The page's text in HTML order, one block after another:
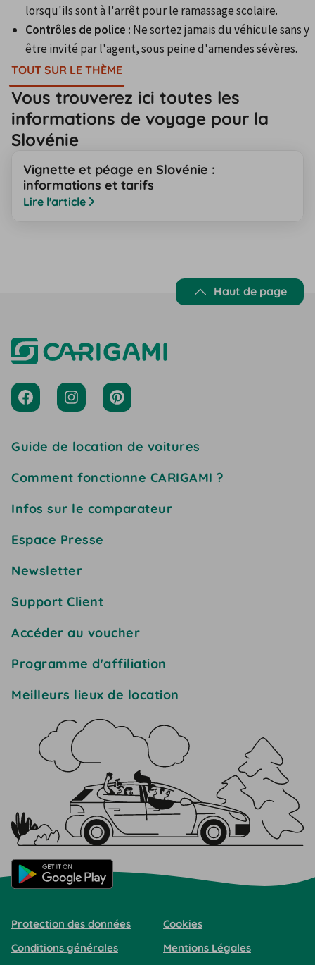
lorsqu'ils sont à l'arrêt pour le ramassage scolaire.
Contrôles de police : Ne sortez jamais du véhicule sans y
être invité par l'agent, sous peine d'amendes sévères.
TOUT SUR LE THÈME
Vous trouverez ici toutes les
informations de voyage pour la
Slovénie
Vignette et péage en Slovénie :
informations et tarifs
Lire l'article
Haut de page
Guide de location de voitures
Comment fonctionne CARIGAMI ?
Infos sur le comparateur
Espace Presse
Newsletter
Support Client
Accéder au voucher
Programme d'affiliation
Meilleurs lieux de location
Protection des données
Cookies
Conditions générales
Mentions Légales